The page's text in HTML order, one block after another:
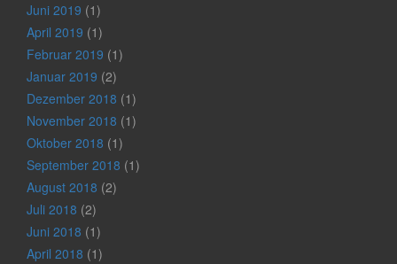
Juni 2019 (1)
April 2019 (1)
Februar 2019 (1)
Januar 2019 (2)
Dezember 2018 (1)
November 2018 (1)
Oktober 2018 (1)
September 2018 (1)
August 2018 (2)
Juli 2018 (2)
Juni 2018 (1)
April 2018 (1)